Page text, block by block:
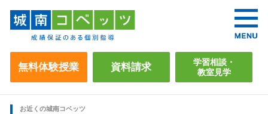
無料体験授業 資料請求
学習相談・
教室見学
お近くの城南コベッツ